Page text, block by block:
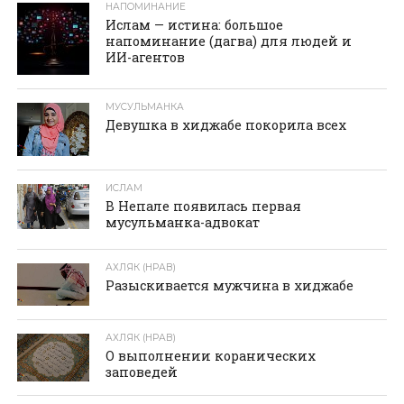
реклама
НАПОМИНАНИЕ
Ислам — истина: большое
напоминание (дагва) для людей и
ИИ-агентов
МУСУЛЬМАНКА
Девушка в хиджабе покорила всех
ИСЛАМ
В Непале появилась первая
мусульманка-адвокат
АХЛЯК (НРАВ)
Разыскивается мужчина в хиджабе
АХЛЯК (НРАВ)
О выполнении коранических
заповедей